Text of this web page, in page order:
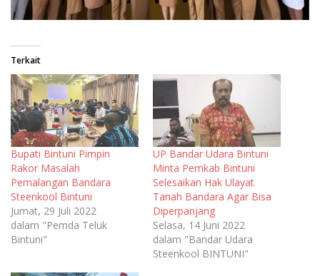
Terkait
Bupati Bintuni Pimpin
Rakor Masalah
Pemalangan Bandara
Steenkool Bintuni
Jumat, 29 Juli 2022
dalam "Pemda Teluk
Bintuni"
UP Bandar Udara Bintuni
Minta Pemkab Bintuni
Selesaikan Hak Ulayat
Tanah Bandara Agar Bisa
Diperpanjang
Selasa, 14 Juni 2022
dalam "Bandar Udara
Steenkool BINTUNI"